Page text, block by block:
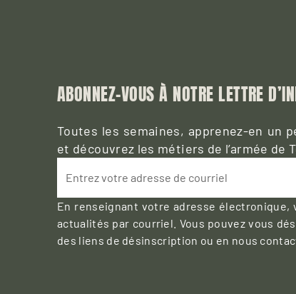
ABONNEZ-VOUS À NOTRE LETTRE
Toutes les semaines, apprenez-en un
et découvrez les métiers de l’armée de
Entrez votre adresse de courriel
En renseignant votre adresse électronique,
actualités par courriel. Vous pouvez vous
des liens de désinscription ou en nous